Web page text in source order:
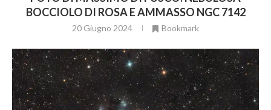
BOCCIOLO DI ROSA E AMMASSO NGC 7142
20 Giugno 2024 Bookmark